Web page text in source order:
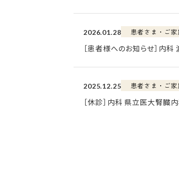
2026.01.28 患者さま・ご家
［患者様へのお知らせ］内
2025.12.25 患者さま・ご家
［休診］内科 県立医大腎臓